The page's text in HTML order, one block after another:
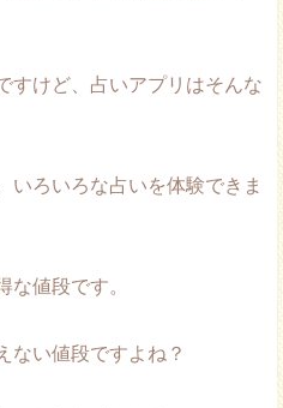
すけど、占いアプリはそんな
いろいろな占いを体験できま
な値段です。
ない値段ですよね？